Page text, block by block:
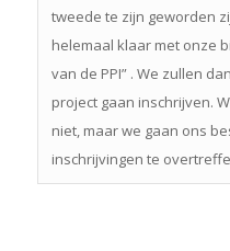
tweede te zijn geworden
helemaal klaar met onze
van de PPI” . We zullen
project gaan inschrijven.
niet, maar we gaan ons
inschrijvingen te